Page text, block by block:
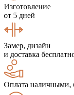
Изготовление
от 5 дней
Замер, дизайн
и доставка
Оплата наличными,